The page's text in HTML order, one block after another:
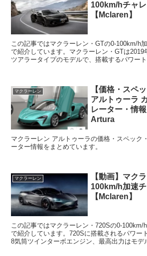
100km/hチャレ
【Mclaren】
この記事ではマクラーレン・GTの0-100km/h
で紹介しています。マクラーレン・GTは2019
ツアラータイプのモデルで、搭載するパワー
マクラーレン
【価格・スペ
アルトゥーラ
レーター・情
Artura
マクラーレン アルトゥーラの価格・スペック
ーター情報をまとめています。
マクラーレン
【動画】マク
100km/h加速チ
【Mclaren】
この記事ではマクラーレン・720Sの0-100km/
で紹介しています。720Sに搭載されるパワー
8気筒ツインターボエンジン、最高出力はモデ